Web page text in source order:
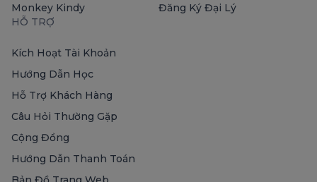
Monkey Kindy
Đăng Ký Đại Lý
HỖ TRỢ
Kích Hoạt Tài Khoản
Hướng Dẫn Học
Hỗ Trợ Khách Hàng
Câu Hỏi Thường Gặp
Cộng Đồng
Hướng Dẫn Thanh Toán